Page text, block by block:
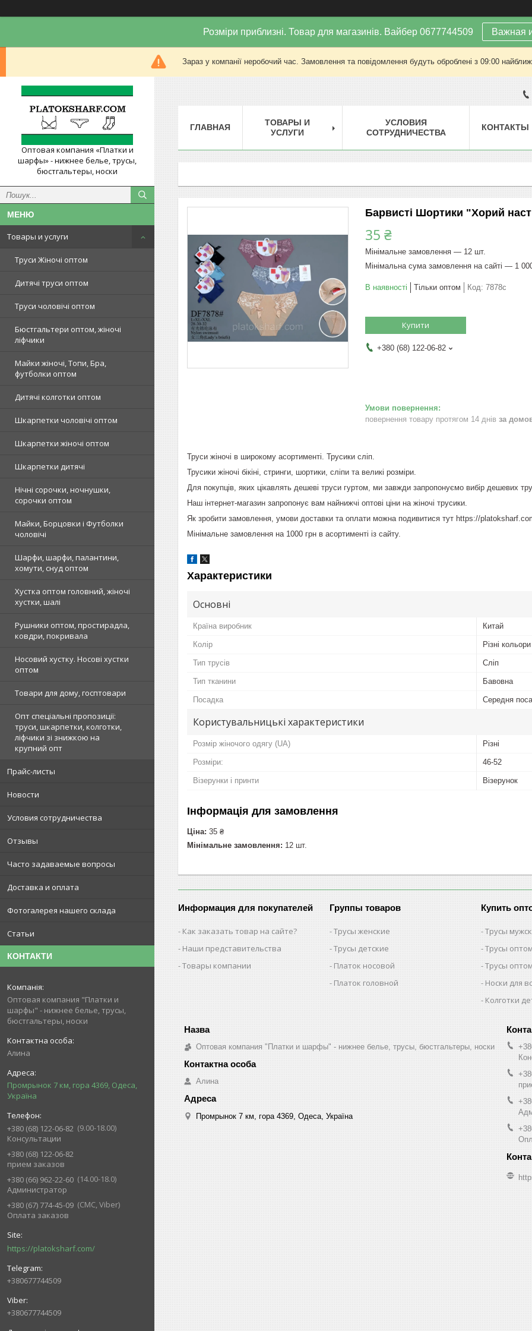
Розміри приблизні. Товар для магазинів. Вайбер 0677744509 Важная
Зараз у компанії неробочий час. Замовлення та повідомлення будуть оброблені з 09:00
Оптовая компания «Платки и
шарфы» - нижнее белье, трусы,
бюстгальтеры, носки
Товары и услуги
Труси Жіночі оптом
Дитячі труси оптом
Труси чоловічі оптом
Бюстгальтери оптом, жіночі
ліфчики
Майки жіночі, Топи, Бра,
футболки оптом
Дитячі колготки оптом
Шкарпетки чоловічі оптом
Шкарпетки жіночі оптом
Шкарпетки дитячі
Нічні сорочки, ночнушки,
сорочки оптом
Майки, Борцовки і Футболки
чоловічі
Шарфи, шарфи, палантини,
хомути, снуд оптом
Хустка оптом головний, жіночі
хустки, шалі
Рушники оптом, простирадла,
ковдри, покривала
Носовий хустку. Носові хустки
оптом
Товари для дому, госптовари
Опт спеціальні пропозиції:
труси, шкарпетки, колготки,
ліфчики зі знижкою на
крупний опт
Прайс-листы
Новости
Условия сотрудничества
Отзывы
Часто задаваемые вопросы
Доставка и оплата
Фотогалерея нашего склада
Статьи
КОНТАКТИ
Оптовая компания "Платки и
шарфы" - нижнее белье, трусы,
бюстгальтеры, носки
Алина
Промрынок 7 км, гора 4369, Одеса,
Україна
+380 (68) 122-06-82
9.00-18.00
Консультации
+380 (68) 122-06-82
прием заказов
+380 (66) 962-22-60
14.00-18.0
Администратор
+380 (67) 774-45-09
СМС, Viber
Оплата заказов
https://platoksharf.com/
+380677744509
+380677744509
ГЛАВНАЯ
ТОВАРЫ И
УСЛУГИ
УСЛОВИЯ
СОТРУДНИЧЕСТВА
КОНТАКТЫ
Барвисті Шортики "Хорий
35 ₴
Мінімальне замовлення — 12 шт.
Мінімальна сума замовлення на сайті — 1
В наявності Тільки оптом Код: 7878с
Купити
+380 (68) 122-06-82
повернення товару протягом 14 днів за
Труси жіночі в широкому асортименті. Трусики сліп.
Трусики жіночі бікіні, стринги, шортики, сліпи та великі розміри.
Для покупців, яких цікавлять дешеві труси гуртом, ми завжди запропонуємо вибір дешевих
Наш інтернет-магазин запропонує вам найнижчі оптові ціни на жіночі трусики.
Як зробити замовлення, умови доставки та оплати можна подивитися тут https://
Мінімальне замовлення на 1000 грн в асортименті із сайту.
Характеристики
Основні
Країна виробник Китай
Колір Різні кольори
Тип трусів Сліп
Тип тканини Бавовна
Посадка Середня
Користувальницькі характеристики
Розмір жіночого одягу (UA) Різні
Розміри: 46-52
Візерунки і принти Візерунок
Інформація для замовлення
Ціна: 35 ₴
Мінімальне замовлення: 12 шт.
Информация для покупателей
Как заказать товар на сайте?
Наши представительства
Товары компании
Группы товаров
Трусы женские
Трусы детские
Платок носовой
Платок головной
Купить
Трусы
Трусы
Трусы
Носки для
Колготки
Оптовая компания "Платки и шарфы" - нижнее белье, трусы, бюстгальтеры, носки
Алина
Промрынок 7 км, гора 4369, Одеса, Україна